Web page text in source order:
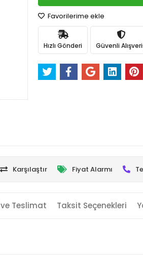
Favorilerime ekle
Hızlı Gönderi Güvenli
Karşılaştır Fiyat Alarmı
Teslimat Taksit Seçenekleri